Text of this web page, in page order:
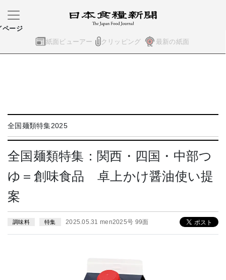
紙面ビューアー クリッピング 最新の紙面
ページ
全国麺類特集2025
全国麺類特集：関西・四国・中部つ
ゆ＝創味食品 卓上かけ醤油使い提
案
調味料 特集 2025.05.31 men2025号 99面